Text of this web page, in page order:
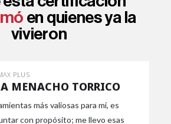
en quienes ya la
vivieron
equipo, mejora la comunicación y
MENACHO TORRICO
más valiosas para mí, es
con propósito; me llevo esas
para aplicarlas en mi vida.»